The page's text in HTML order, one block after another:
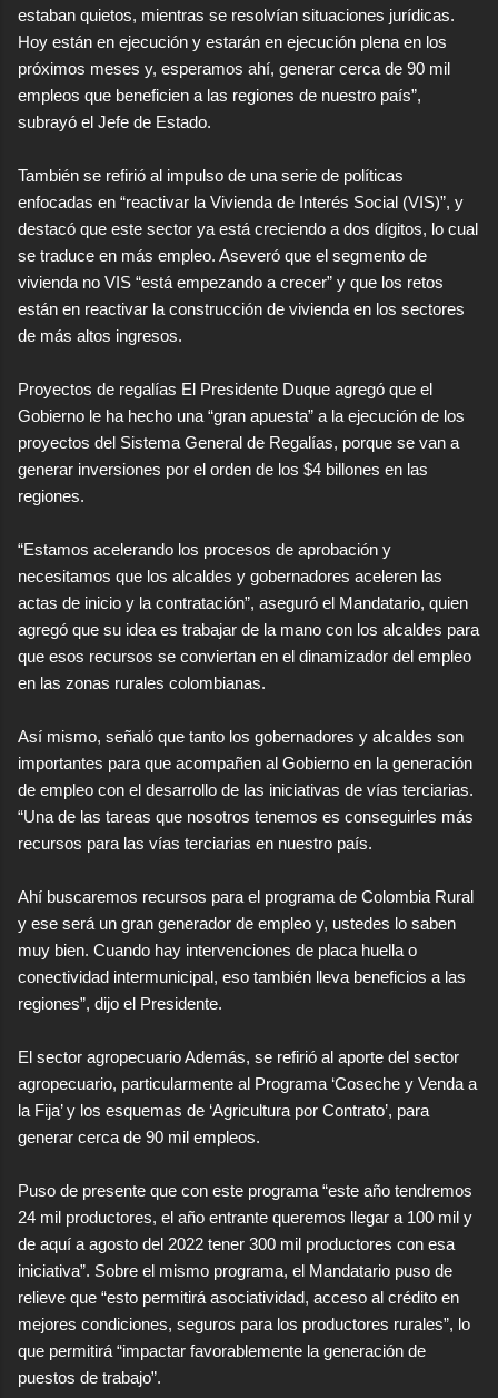
estaban quietos, mientras se resolvían situaciones jurídicas.
Hoy están en ejecución y estarán en ejecución plena en los
próximos meses y, esperamos ahí, generar cerca de 90 mil
empleos que beneficien a las regiones de nuestro país”,
subrayó el Jefe de Estado.
También se refirió al impulso de una serie de políticas
enfocadas en “reactivar la Vivienda de Interés Social (VIS)”, y
destacó que este sector ya está creciendo a dos dígitos, lo cual
se traduce en más empleo. Aseveró que el segmento de
vivienda no VIS “está empezando a crecer” y que los retos
están en reactivar la construcción de vivienda en los sectores
de más altos ingresos.
Proyectos de regalías El Presidente Duque agregó que el
Gobierno le ha hecho una “gran apuesta” a la ejecución de los
proyectos del Sistema General de Regalías, porque se van a
generar inversiones por el orden de los $4 billones en las
regiones.
“Estamos acelerando los procesos de aprobación y
necesitamos que los alcaldes y gobernadores aceleren las
actas de inicio y la contratación”, aseguró el Mandatario, quien
agregó que su idea es trabajar de la mano con los alcaldes para
que esos recursos se conviertan en el dinamizador del empleo
en las zonas rurales colombianas.
Así mismo, señaló que tanto los gobernadores y alcaldes son
importantes para que acompañen al Gobierno en la generación
de empleo con el desarrollo de las iniciativas de vías terciarias.
“Una de las tareas que nosotros tenemos es conseguirles más
recursos para las vías terciarias en nuestro país.
Ahí buscaremos recursos para el programa de Colombia Rural
y ese será un gran generador de empleo y, ustedes lo saben
muy bien. Cuando hay intervenciones de placa huella o
conectividad intermunicipal, eso también lleva beneficios a las
regiones”, dijo el Presidente.
El sector agropecuario Además, se refirió al aporte del sector
agropecuario, particularmente al Programa ‘Coseche y Venda a
la Fija’ y los esquemas de ‘Agricultura por Contrato’, para
generar cerca de 90 mil empleos.
Puso de presente que con este programa “este año tendremos
24 mil productores, el año entrante queremos llegar a 100 mil y
de aquí a agosto del 2022 tener 300 mil productores con esa
iniciativa”. Sobre el mismo programa, el Mandatario puso de
relieve que “esto permitirá asociatividad, acceso al crédito en
mejores condiciones, seguros para los productores rurales”, lo
que permitirá “impactar favorablemente la generación de
puestos de trabajo”.
at livestream.com